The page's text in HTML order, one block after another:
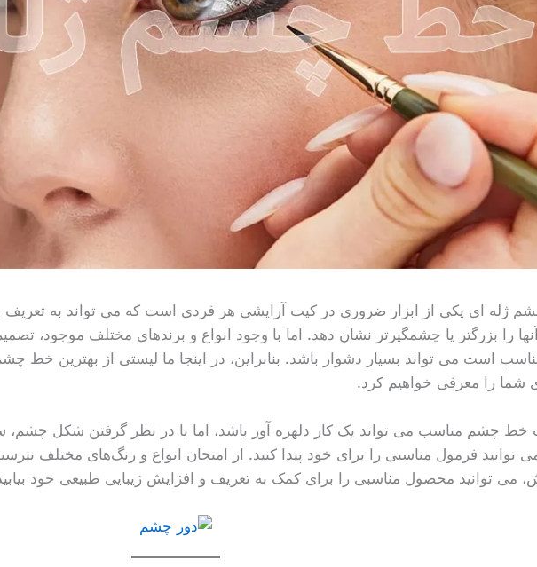
ژله ای یکی از ابزار ضروری در کیت آرایشی هر فردی است که می تواند به
را بزرگتر یا چشمگیرتر نشان دهد. اما با وجود انواع و برندهای مختلف موجود،
است می تواند بسیار دشوار باشد. بنابراین، در اینجا ما لیستی از بهترین خط
شما را معرفی خواهیم کرد.
خط چشم مناسب می تواند یک کار دلهره آور باشد، اما با در نظر گرفتن شکل
توانید فرمول مناسبی را برای خود پیدا کنید. از امتحان انواع و رنگ‌های مختلف نترسید
می توانید محصول مناسبی را برای کمک به تعریف و افزایش زیبایی طبیعی خود